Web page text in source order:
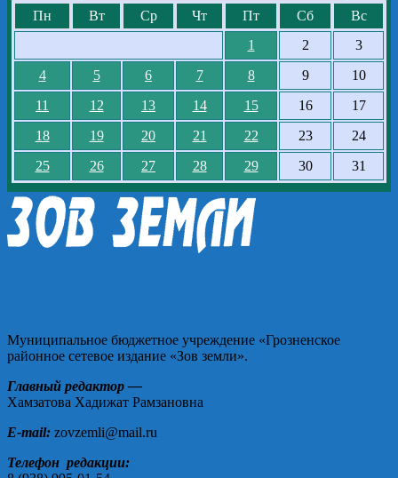
Пн Вт Ср Чт Пт Сб
Вс
1
2
3
4
5 6 7 8 9
10
11
12 13 14 15 16
17
18
19 20 21 22 23
24
25
26 27 28 29 30 31
Муниципальное бюджетное учреждение «Грозненское
районное сетевое издание «Зов земли».
Главный редактор —
Хамзатова Хадижат Рамзановна
E-mail: zovzemli@mail.ru
Телефон редакции: